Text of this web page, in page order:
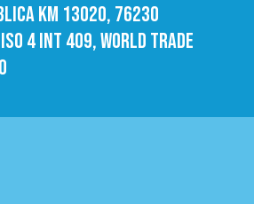
Km 13020, 76230
4 int 409, World trade